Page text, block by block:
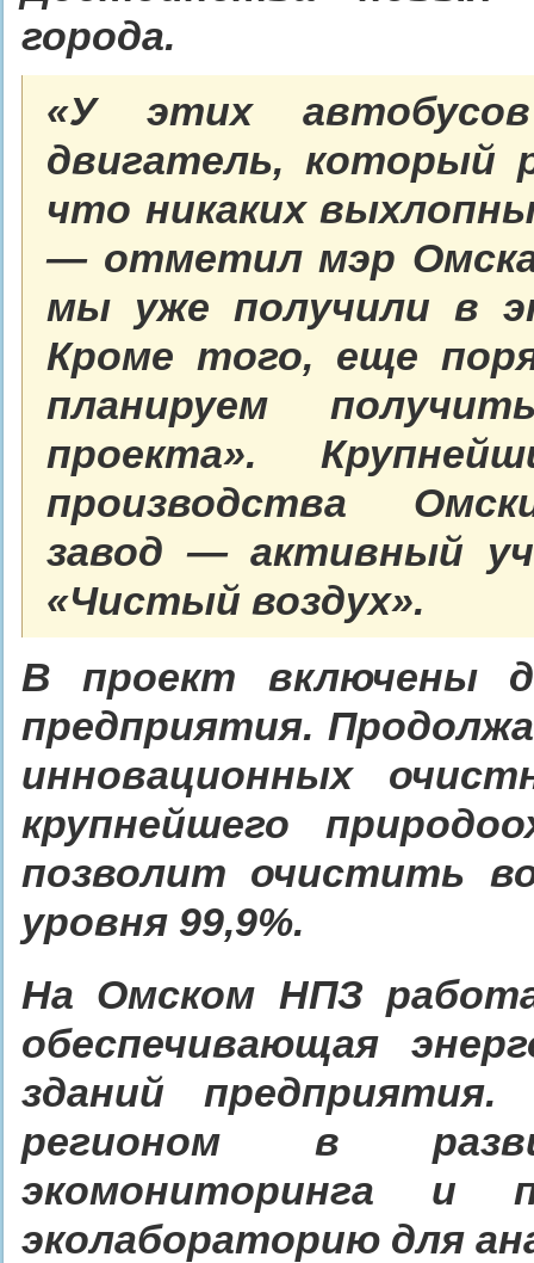
города.
«У этих
двигатель, который
что никаких
— отметил мэр
мы уже получили в
Кроме того, еще
планируем
проекта».
производства
завод — активный
«Чистый воздух».
В проект включены
предприятия.
инновационных
крупнейшего
позволит очистить
уровня 99,9%.
На Омском НПЗ
обеспечивающая
зданий
регионом в
экомониторинга и
эколабораторию для